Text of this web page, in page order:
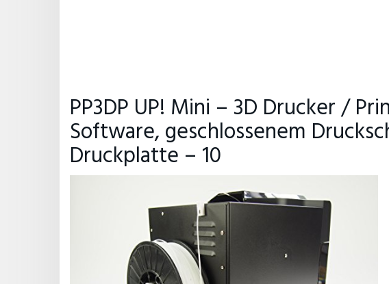
PP3DP UP! Mini – 3D Drucker /
Software, geschlossenem
Druckplatte – 10